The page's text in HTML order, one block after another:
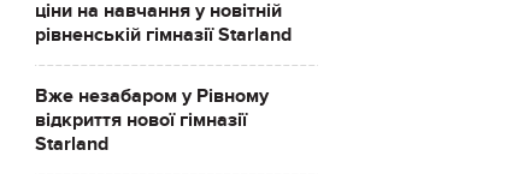
ціни на навчання у новітній
рівненській гімназії Starland
Вже незабаром у Рівному
відкриття нової гімназії
Starland